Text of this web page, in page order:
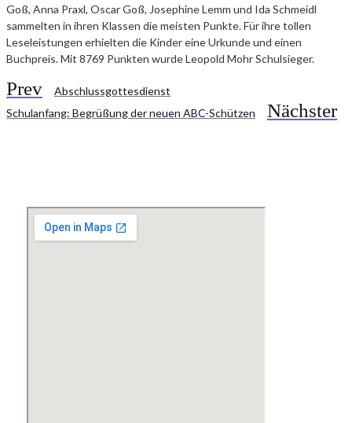
Goß, Anna Praxl, Oscar Goß, Josephine Lemm und Ida Schmeidl
sammelten in ihren Klassen die meisten Punkte. Für ihre tollen
Leseleistungen erhielten die Kinder eine Urkunde und einen
Buchpreis. Mit 8769 Punkten wurde Leopold Mohr Schulsieger.
Prev
Abschlussgottesdienst
Schulanfang: Begrüßung der neuen ABC-Schützen
Nächster